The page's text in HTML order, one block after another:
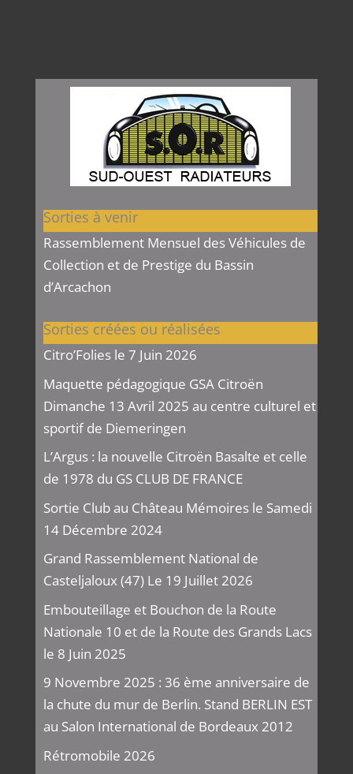
Sorties à venir
Rassemblement Mensuel des Véhicules de
Collection et de Prestige du Bassin
d’Arcachon
Sorties créées ou réalisées
Citro’Folies le 7 Juin 2026
Maquette pédagogique GSA Citroën
Dimanche 13 Avril 2025 au centre culturel et
sportif de Diemeringen
L’Argus : la nouvelle Citroën Basalte et celle
de 1978 du GS CLUB DE FRANCE
Sortie Club au Château Mémoires le Samedi
14 Décembre 2024
Grand Rassemblement National de
Casteljaloux (47) Le 19 Juillet 2026
Embouteillage et Bouchon de la Route
Nationale 10 et de la Route des Grands Lacs
le 8 Juin 2025
9 Novembre 2025 : 36 ème anniversaire de
la chute du mur de Berlin. Stand BERLIN EST
au Salon International de Bordeaux 2012
Rétromobile 2026